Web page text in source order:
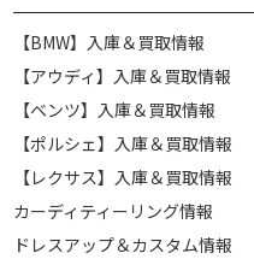
【BMW】入庫＆買取情報
【アウディ】入庫＆買取情報
【ベンツ】入庫＆買取情報
【ポルシェ】入庫＆買取情報
【レクサス】入庫＆買取情報
カーディティーリング情報
ドレスアップ＆カスタム情報